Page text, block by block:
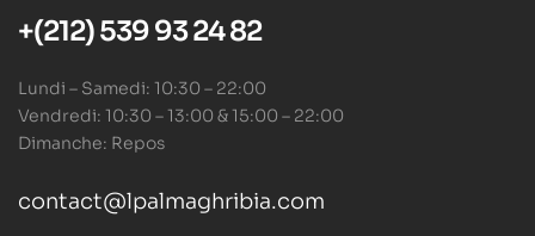
+(212) 539 93 24 82
Lundi – Samedi: 10:30 – 22:00
Vendredi: 10:30 – 13:00 & 15:00 – 22:00
Dimanche: Repos
contact@lpalmaghribia.com